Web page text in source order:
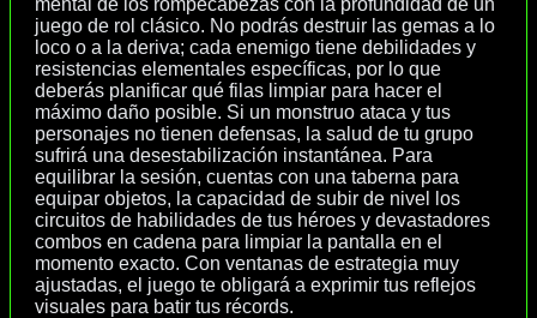
juego de rol clásico. No podrás destruir las gemas a lo
loco o a la deriva; cada enemigo tiene debilidades y
resistencias elementales específicas, por lo que
deberás planificar qué filas limpiar para hacer el
máximo daño posible. Si un monstruo ataca y tus
personajes no tienen defensas, la salud de tu grupo
sufrirá una desestabilización instantánea. Para
equilibrar la sesión, cuentas con una taberna para
equipar objetos, la capacidad de subir de nivel los
circuitos de habilidades de tus héroes y devastadores
combos en cadena para limpiar la pantalla en el
momento exacto. Con ventanas de estrategia muy
ajustadas, el juego te obligará a exprimir tus reflejos
visuales para batir tus récords.